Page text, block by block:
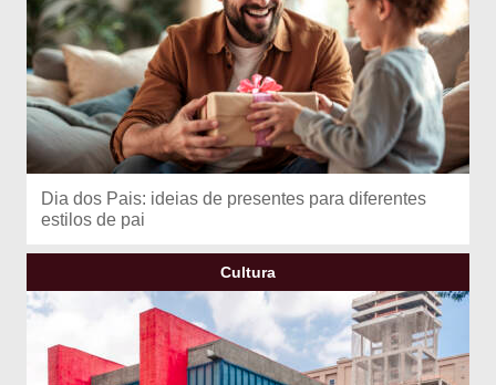
Dia dos Pais: ideias de presentes para diferentes
estilos de pai
Cultura